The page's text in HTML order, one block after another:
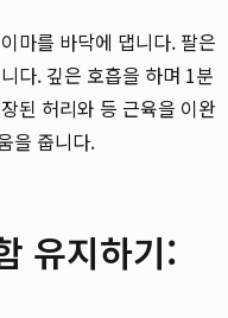
마를 바닥에 댑니다. 팔은
다. 깊은 호흡을 하며 1분
된 허리와 등 근육을 이완
을 줍니다.
유지하기: